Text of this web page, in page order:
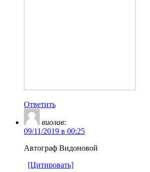
Ответить
виолав:
09/11/2019 в 00:25
Автограф Видоновой
[Цитировать]